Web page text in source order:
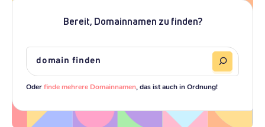
Bereit, Domainnamen zu finden?
Oderfinde mehrere Domainnamen , das ist auch in Ordnung!